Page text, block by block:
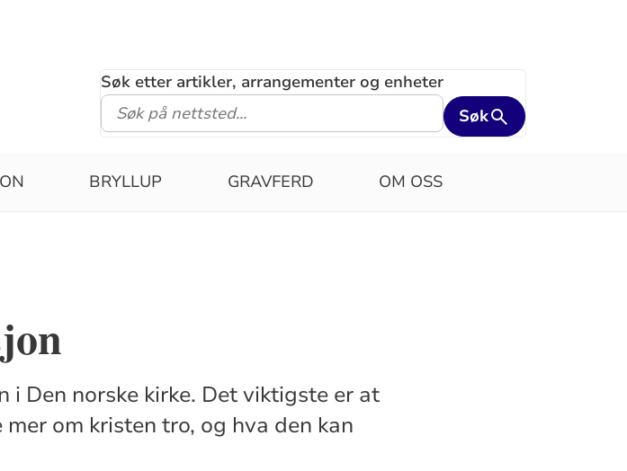
Søk etter artikler, arrangementer og enheter
Søk
BRYLLUP GRAVFERD OM OSS
Den norske kirke. Det viktigste er at
om kristen tro, og hva den kan